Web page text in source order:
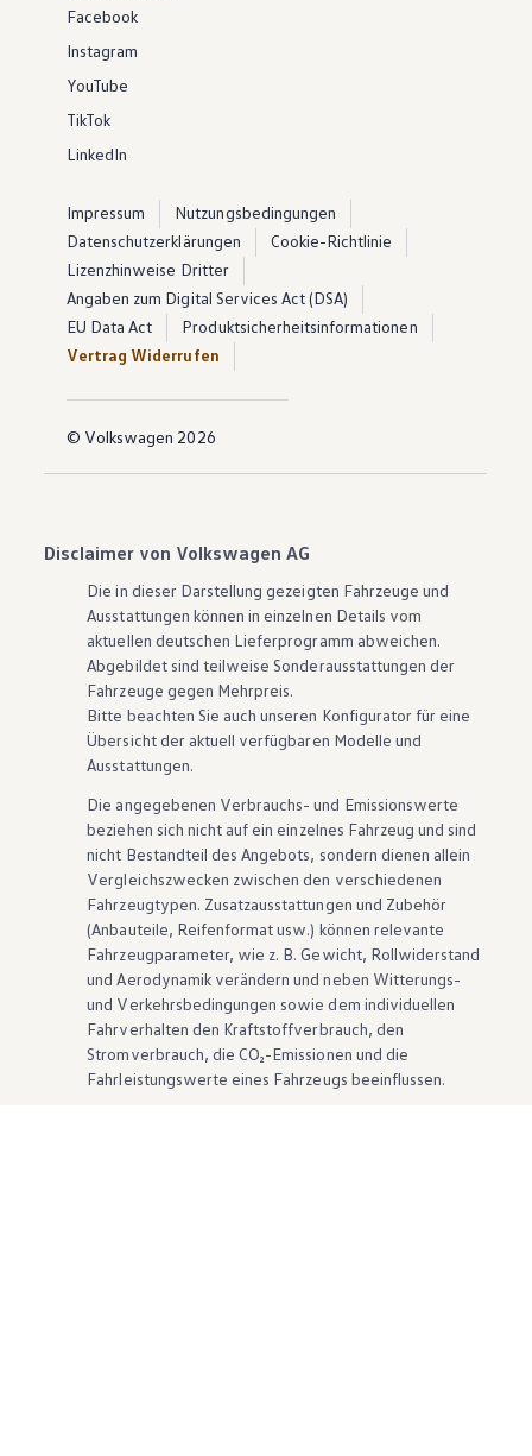
Facebook
Instagram
YouTube
TikTok
LinkedIn
Impressum
Nutzungsbedingungen
Datenschutzerklärungen
Cookie-Richtlinie
Lizenzhinweise Dritter
Angaben zum Digital Services Act (DSA)
EU Data Act
Produktsicherheitsinformationen
Vertrag Widerrufen
© Volkswagen 2026
Disclaimer von Volkswagen AG
Die in dieser Darstellung gezeigten Fahrzeuge und
Ausstattungen können in einzelnen Details vom
aktuellen deutschen Lieferprogramm abweichen.
Abgebildet sind teilweise Sonderausstattungen der
Fahrzeuge gegen Mehrpreis.
Bitte beachten Sie auch unseren Konfigurator für eine
Übersicht der aktuell verfügbaren Modelle und
Ausstattungen.
Die angegebenen Verbrauchs- und Emissionswerte
beziehen sich nicht auf ein einzelnes Fahrzeug und sind
nicht Bestandteil des Angebots, sondern dienen allein
Vergleichszwecken zwischen den verschiedenen
Fahrzeugtypen. Zusatzausstattungen und Zubehör
(Anbauteile, Reifenformat usw.) können relevante
Fahrzeugparameter, wie z. B. Gewicht, Rollwiderstand
und Aerodynamik verändern und neben Witterungs-
und Verkehrsbedingungen sowie dem individuellen
Fahrverhalten den Kraftstoffverbrauch, den
Stromverbrauch, die CO₂-Emissionen und die
Fahrleistungswerte eines Fahrzeugs beeinflussen.